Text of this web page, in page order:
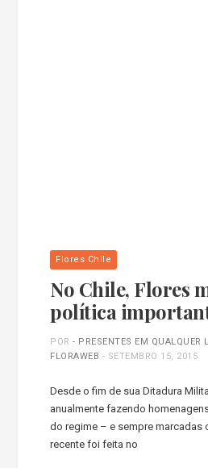
Flores Chile
No Chile, Flores
política
POR- PRESENTES EM QUALQUER
FLORAWEB - SETEMBRO 15, 2015
Desde o fim de sua Ditadura
anualmente fazendo
do regime – e sempre marcadas
recente foi feita no